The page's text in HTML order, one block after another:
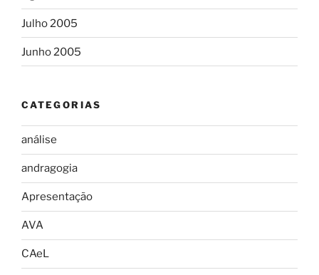
Julho 2005
Junho 2005
CATEGORIAS
análise
andragogia
Apresentação
AVA
CAeL